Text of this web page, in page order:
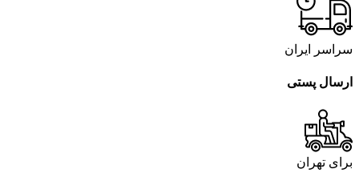
سراسر ایران
ارسال پستی
برای تهران